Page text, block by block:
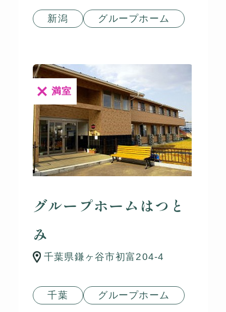
新潟 グループホーム
満室
グループホームはつと
み
千葉県鎌ヶ谷市初富204-4
千葉 グループホーム